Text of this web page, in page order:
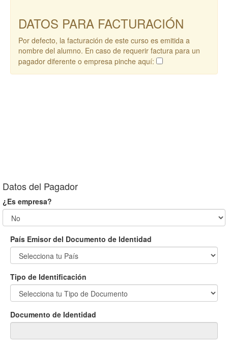
DATOS PARA FACTURACIÓN
Por defecto, la facturación de este curso es emitida a
nombre del alumno. En caso de requerir factura para un
pagador diferente o empresa pinche aquí:
Datos del Pagador
¿Es empresa?
País Emisor del Documento de Identidad
Tipo de Identificación
Documento de Identidad